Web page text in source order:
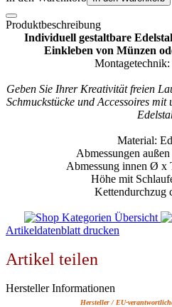
Produktbeschreibung
Individuell gestaltbare
Einkleben von Münzen
Geben Sie Ihrer Kreativität freien
Schmuckstücke und Accessoires
Material:
Abmessungen
Abmessung innen Ø x
Höhe mit
Kettendurchzug
Artikeldatenblatt drucken
Artikel teilen
Hersteller Informationen
Hersteller / EU-